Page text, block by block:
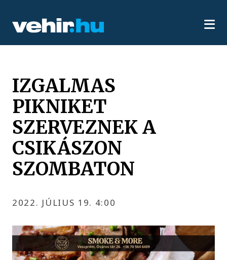
IZGALMAS
PIKNIKET
SZERVEZNEK A
CSIKÁSZON
SZOMBATON
2022. JÚLIUS 19. 4:00